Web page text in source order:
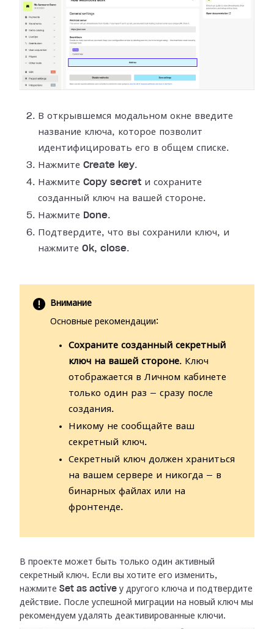
В открывшемся модальном окне введите
название ключа, которое позволит
идентифицировать его в общем списке.
Нажмите Create key.
Нажмите Copy secret и сохраните
созданный ключ на вашей стороне.
Нажмите Done.
Подтвердите, что вы сохранили ключ, и
нажмите Ok, close.
Внимание
Основные рекомендации:
Сохраните созданный секретный
ключ на вашей стороне. Ключ
отображается в Личном кабинете
только один раз — сразу после
создания.
Никому не сообщайте ваш
секретный ключ.
Секретный ключ должен храниться
на вашем сервере и никогда — в
бинарных файлах или на
фронтенде.
В проекте может быть только один активный
секретный ключ. Если вы хотите его изменить,
нажмите Set as active у другого ключа и подтвердите
действие.
После успешной миграции на новый ключ мы
рекомендуем удалять деактивированные ключи.